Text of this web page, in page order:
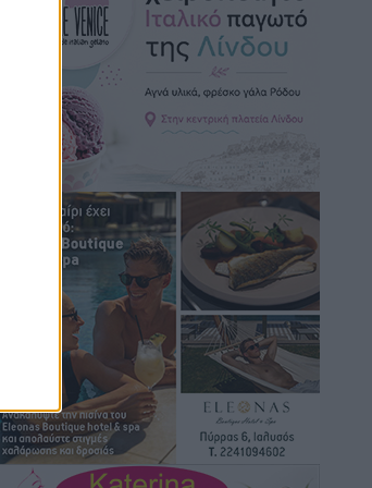
Hotels – Χατζηλαζάρου – Προχωρά
καινούργιο ξενοδοχείο στην Κω
Τοπικές Ειδήσεις•
Αυτοκίνητο μπήκε παράνομα σε
μονόδρομο στο Μαστιχάρι –
Αναποδογύρισε όχημα με μητέρα και
5χρονο παιδί
Τοπικές Ειδήσεις• πριν 5 ώρες
“Η Ευρώπη αντιμετώπιζε το
προσφυγικό σαν ταινία τρόμου” – Η
συγκλονιστική μαρτυρία της Χαρούλας
Γιασιράνη στον RV για τα γεγονότα που
οδήγησαν στο Σύμφωνο της Λέρου
Τοπικές Ειδήσεις• πριν 5 ώρες
Συναυλία με τον Γιάννη Κότσιρα στις